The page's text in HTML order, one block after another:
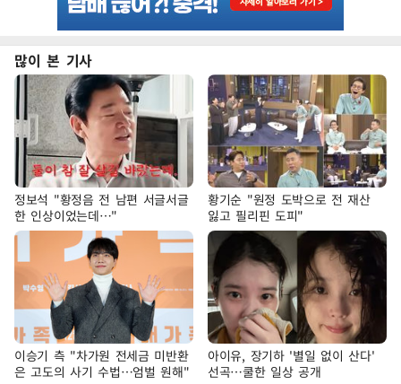
많이 본 기사
정보석 "황정음 전 남편 서글서글
한 인상이었는데…"
황기순 "원정 도박으로 전 재산
잃고 필리핀 도피"
이승기 측 "차가원 전세금 미반환
은 고도의 사기 수법…엄벌 원해"
아이유, 장기하 '별일 없이 산다'
선곡…쿨한 일상 공개